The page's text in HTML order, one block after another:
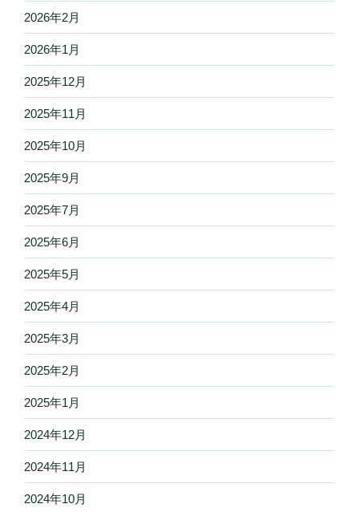
2026年2月
2026年1月
2025年12月
2025年11月
2025年10月
2025年9月
2025年7月
2025年6月
2025年5月
2025年4月
2025年3月
2025年2月
2025年1月
2024年12月
2024年11月
2024年10月